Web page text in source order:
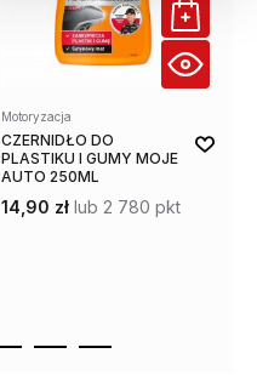
Motoryzacja
CZERNIDŁO DO
PLASTIKU I GUMY MOJE
AUTO 250ML
14,90 zł lub 2 780 pkt